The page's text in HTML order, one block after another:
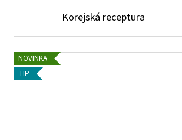
Korejská receptura
NOVINKA
TIP